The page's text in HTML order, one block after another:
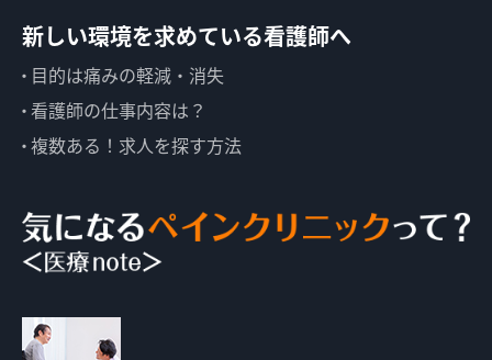
新しい環境を求めている看護師へ
目的は痛みの軽減・消失
看護師の仕事内容は？
複数ある！求人を探す方法